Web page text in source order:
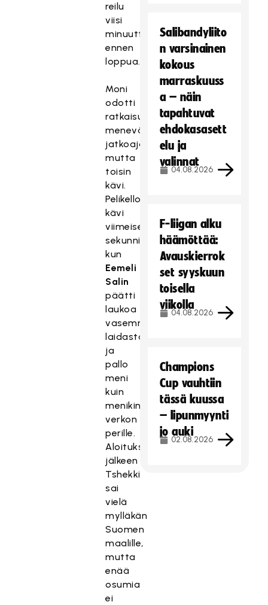
reilu
viisi
minuuttia
ennen
loppua.
Moni
odotti
ratkaisun
menevän
jatkoajalle,
mutta
toisin
kävi.
Pelikellossa
kävi
viimeiset
sekunnit,
kun
Eemeli
Salin
päätti
laukoa
vasemmasta
laidasta
ja
pallo
meni
kuin
menikin
verkon
perille.
Aloituksen
jälkeen
Tshekki
sai
vielä
mylläkän
Suomen
maalille,
mutta
enää
osumia
ei
Salibandyliito
n varsinainen
kokous
marraskuuss
a – näin
tapahtuvat
ehdokasasett
elu ja
valinnat
04.08.2026
F-liigan alku
häämöttää:
Avauskierrok
set syyskuun
toisella
viikolla
04.08.2026
Champions
Cup vauhtiin
tässä kuussa
– lipunmyynti
jo auki
02.08.2026